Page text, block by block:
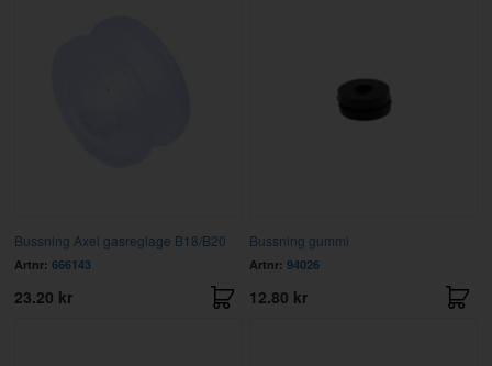
Bussning Axel gasreglage B18/B20
Artnr: 666143
23.20 kr
Bussning gummi
Artnr: 94026
12.80 kr